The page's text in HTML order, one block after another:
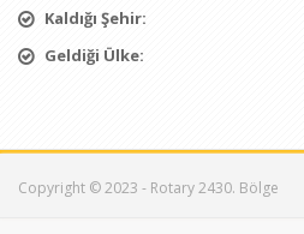
Kaldığı Şehir:
Geldiği Ülke:
Copyright © 2023 - Rotary 2430. Bölge